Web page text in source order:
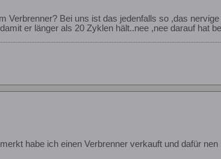
Bei uns ist das jedenfalls so ,das
er länger als 20 Zyklen hält..nee ,nee darauf hat
habe ich einen Verbrenner verkauft und dafür